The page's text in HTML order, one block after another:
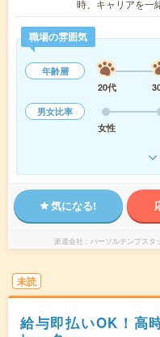
時、キャリアを一
職場の雰囲気
年齢層
20代
男女比率
女性
気になる!
派遣会社 パーソルテンプスタ
未読
給与即払いOK！高